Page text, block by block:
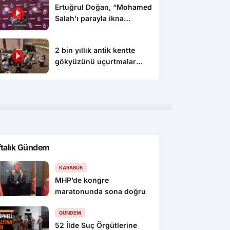
Ertuğrul Doğan, “Mohamed
Salah’ı parayla ikna
2 bin yıllık antik kentte
gökyüzünü uçurtmalar
Gündem
KARABÜK
MHP’de kongre
maratonunda sona doğru
GÜNDEM
52 İlde Suç Örgütlerine